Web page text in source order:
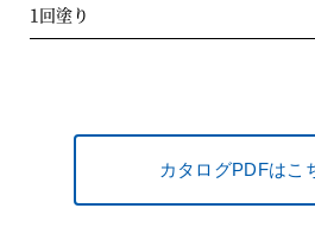
1回塗り
カタログPDFはこ